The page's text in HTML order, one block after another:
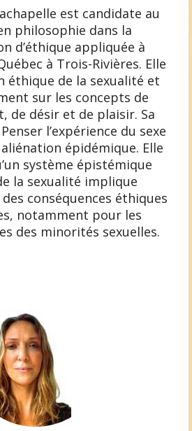
est candidate au
philosophie dans la
d’éthique appliquée à
à Trois-Rivières. Elle
éthique de la sexualité et
sur les concepts de
de désir et de plaisir. Sa
l’expérience du sexe
épidémique. Elle
système épistémique
la sexualité implique
conséquences éthiques
notamment pour les
des minorités sexuelles.